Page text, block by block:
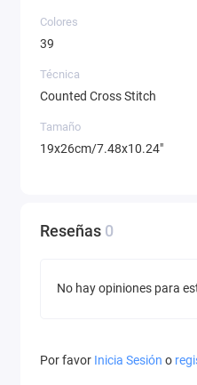
Colores
39
Técnica
Counted Cross Stitch
Tamaño
19x26cm/7.48x10.24"
Reseñas 0
No hay opiniones para
Por favor Inicia Sesión o